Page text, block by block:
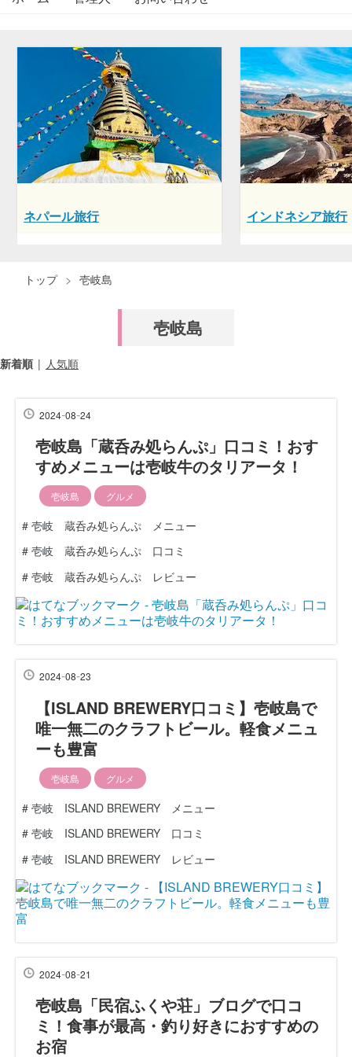
ネパール旅行 インドネシア旅行
トップ > 壱岐島
壱岐島
新着順 人気順
2024-08-24
壱岐島「蔵呑み処らんぷ」口コミ！おす
すめメニューは壱岐牛のタリアータ！
壱岐島 グルメ
# 壱岐 蔵呑み処らんぷ メニュー
# 壱岐 蔵呑み処らんぷ 口コミ
# 壱岐 蔵呑み処らんぷ レビュー
2024-08-23
【ISLAND BREWERY口コミ】壱岐島で
唯一無二のクラフトビール。軽食メニュ
ーも豊富
壱岐島 グルメ
# 壱岐 ISLAND BREWERY メニュー
# 壱岐 ISLAND BREWERY 口コミ
# 壱岐 ISLAND BREWERY レビュー
2024-08-21
壱岐島「民宿ふくや荘」ブログで口コ
ミ！食事が最高・釣り好きにおすすめの
お宿